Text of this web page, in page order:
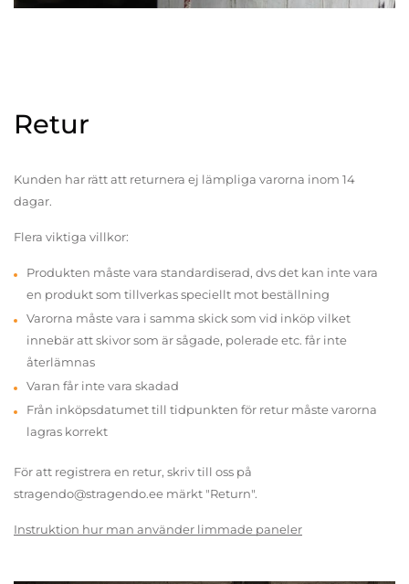
Retur
Kunden har rätt att returnera ej lämpliga varorna inom 14
dagar.
Flera viktiga villkor:
Produkten måste vara standardiserad, dvs det kan inte vara
en produkt som tillverkas speciellt mot beställning
Varorna måste vara i samma skick som vid inköp vilket
innebär att skivor som är sågade, polerade etc. får inte
återlämnas
Varan får inte vara skadad
Från inköpsdatumet till tidpunkten för retur måste varorna
lagras korrekt
För att registrera en retur, skriv till oss på
stragendo@stragendo.ee märkt "Return".
Instruktion hur man använder limmade paneler